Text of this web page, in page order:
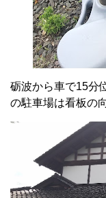
砺波から車で15分
の駐車場は看板の